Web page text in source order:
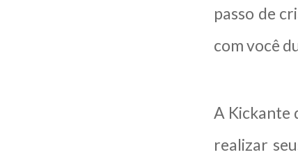
passo de
com você
A Kickante
realizar